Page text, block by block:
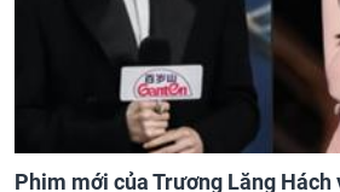
Phim mới của Trương Lăng Hách